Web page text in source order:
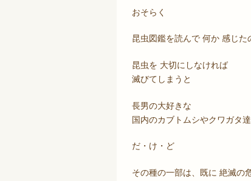
おそらく
昆虫図鑑を読んで 何か 感じた
昆虫を 大切にしなければ
滅びてしまうと
長男の大好きな
国内のカブトムシやクワガタ達
だ・け・ど
その種の一部は、既に 絶滅の